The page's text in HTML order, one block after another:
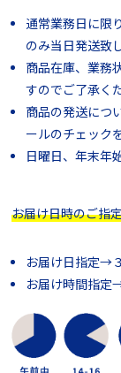
通常業務日に限
のみ当日発送致
商品在庫、業務
すのでご了承く
商品の発送につ
ールのチェック
日曜日、年末年
お届け日時のご指
お届け日指定→
お届け時間指定